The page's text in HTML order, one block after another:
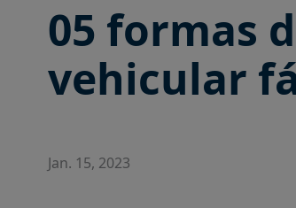
05 formas
vehicular
Jan. 15, 2023